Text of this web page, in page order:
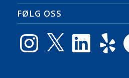
FØLG OSS
Instagram LinkedIn Yelp